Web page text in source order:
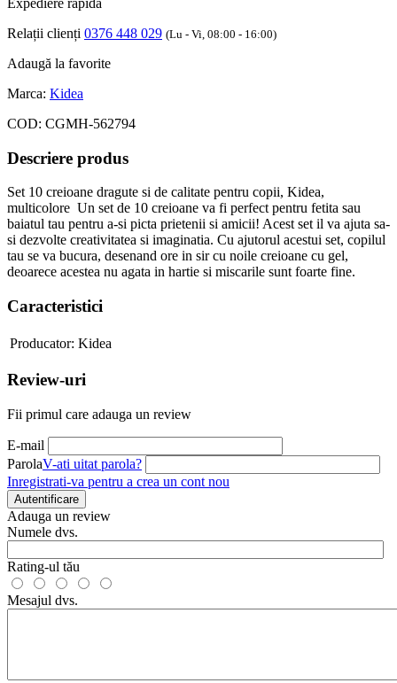
Relații clienți 0376 448 029 (Lu - Vi, 08:00 - 16:00)
Adaugă la favorite
Marca: Kidea
COD: CGMH-562794
Descriere produs
Set 10 creioane dragute si de calitate pentru copii, Kidea,
multicolore Un set de 10 creioane va fi perfect pentru fetita sau
baiatul tau pentru a-si picta prietenii si amicii! Acest set il va ajuta sa-
si dezvolte creativitatea si imaginatia. Cu ajutorul acestui set, copilul
tau se va bucura, desenand ore in sir cu noile creioane cu gel,
deoarece acestea nu agata in hartie si miscarile sunt foarte fine.
Caracteristici
Producator: Kidea
Review-uri
Fii primul care adauga un review
E-mail
ParolaV-ati uitat parola?
Inregistrati-va pentru a crea un cont nou
Autentificare
Adauga un review
Numele dvs.
Rating-ul tău
Mesajul dvs.